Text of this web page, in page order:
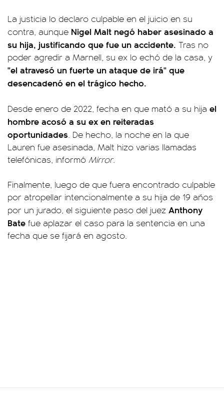
La justicia lo declaro culpable en el juicio en su
contra, aunque Nigel Malt negó haber asesinado a
su hija, justificando que fue un accidente. Tras no
poder agredir a Marnell, su ex lo echó de la casa, y
"el atravesó un fuerte un ataque de irá" que
desencadenó en el trágico hecho.
Desde enero de 2022, fecha en que mató a su hija el
hombre acosó a su ex en reiteradas
oportunidades. De hecho, la noche en la que
Lauren fue asesinada, Malt hizo varias llamadas
telefónicas, informó Mirror.
Finalmente, luego de que fuera encontrado culpable
por atropellar intencionalmente a su hija de 19 años
por un jurado, el siguiente paso del juez Anthony
Bate fue aplazar el caso para la sentencia en una
fecha que se fijará en agosto.